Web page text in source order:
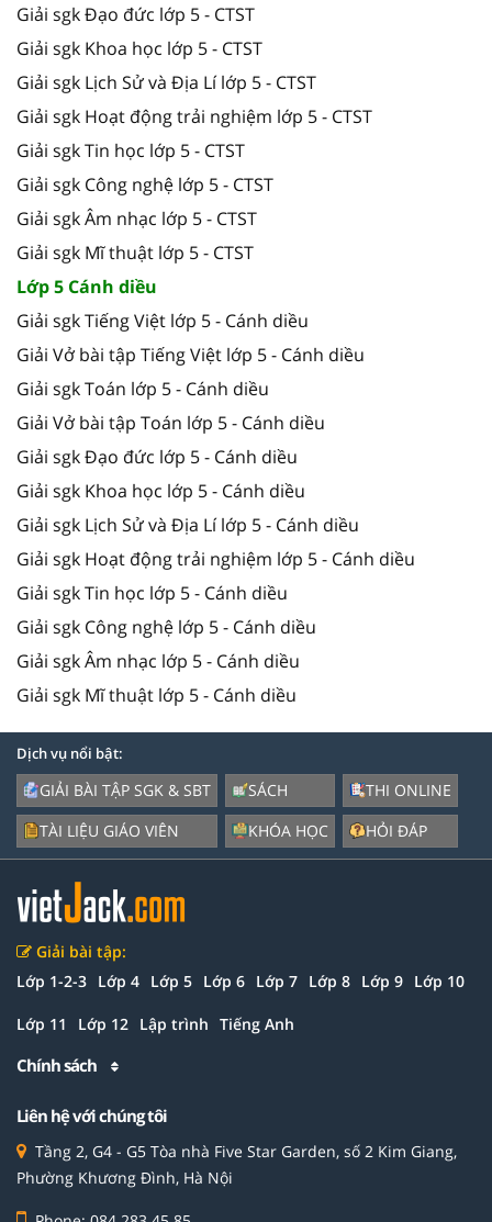
Giải sgk Đạo đức lớp 5 - CTST
Giải sgk Khoa học lớp 5 - CTST
Giải sgk Lịch Sử và Địa Lí lớp 5 - CTST
Giải sgk Hoạt động trải nghiệm lớp 5 - CTST
Giải sgk Tin học lớp 5 - CTST
Giải sgk Công nghệ lớp 5 - CTST
Giải sgk Âm nhạc lớp 5 - CTST
Giải sgk Mĩ thuật lớp 5 - CTST
Lớp 5 Cánh diều
Giải sgk Tiếng Việt lớp 5 - Cánh diều
Giải Vở bài tập Tiếng Việt lớp 5 - Cánh diều
Giải sgk Toán lớp 5 - Cánh diều
Giải Vở bài tập Toán lớp 5 - Cánh diều
Giải sgk Đạo đức lớp 5 - Cánh diều
Giải sgk Khoa học lớp 5 - Cánh diều
Giải sgk Lịch Sử và Địa Lí lớp 5 - Cánh diều
Giải sgk Hoạt động trải nghiệm lớp 5 - Cánh diều
Giải sgk Tin học lớp 5 - Cánh diều
Giải sgk Công nghệ lớp 5 - Cánh diều
Giải sgk Âm nhạc lớp 5 - Cánh diều
Giải sgk Mĩ thuật lớp 5 - Cánh diều
Dịch vụ nổi bật:
GIẢI BÀI TẬP SGK & SBT
TÀI LIỆU GIÁO VIÊN
SÁCH
KHÓA HỌC
THI ONLINE
HỎI ĐÁP
Giải bài tập:
Lớp 1-2-3 Lớp 4 Lớp 5 Lớp 6 Lớp 7 Lớp 8 Lớp 9 Lớp 10
Lớp 11 Lớp 12 Lập trình Tiếng Anh
Chính sách
Liên hệ với chúng tôi
Tầng 2, G4 - G5 Tòa nhà Five Star Garden, số 2 Kim Giang,
Phường Khương Đình, Hà Nội